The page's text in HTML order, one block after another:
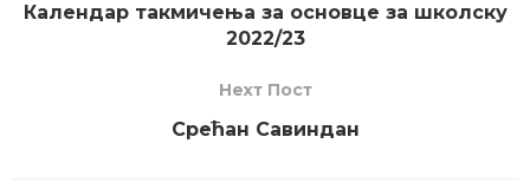
Календар такмичења за основце за школску
2022/23
Неxт Пост
Срећан Савиндан